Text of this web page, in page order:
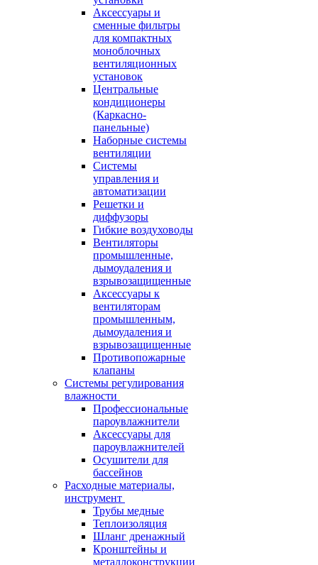
Аксессуары и
сменные фильтры
для компактных
моноблочных
вентиляционных
установок
Центральные
кондиционеры
(Каркасно-
панельные)
Наборные системы
вентиляции
Системы
управления и
автоматизации
Решетки и
диффузоры
Гибкие воздуховоды
Вентиляторы
промышленные,
дымоудаления и
взрывозащищенные
Аксессуары к
вентиляторам
промышленным,
дымоудаления и
взрывозащищенные
Противопожарные
клапаны
Системы регулирования
влажности
Профессиональные
пароувлажнители
Аксессуары для
пароувлажнителей
Осушители для
бассейнов
Расходные материалы,
инструмент
Трубы медные
Теплоизоляция
Шланг дренажный
Кронштейны и
металлоконструкции